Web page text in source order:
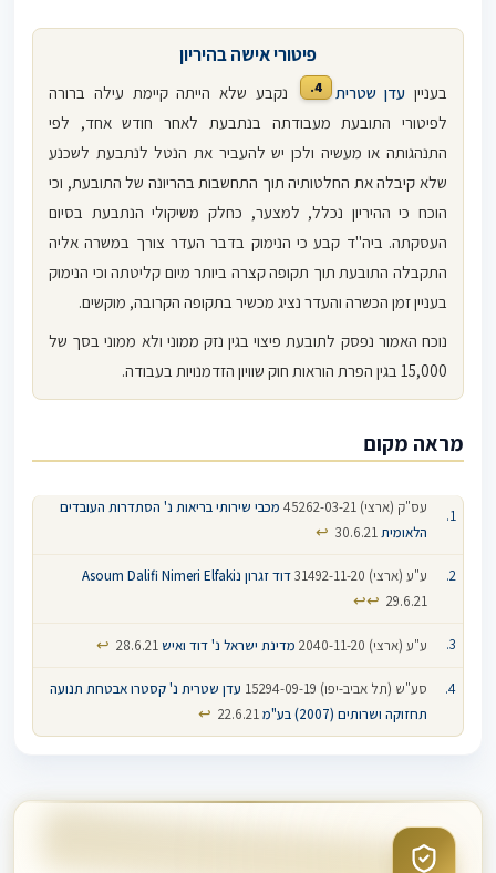
פיטורי אישה בהיריון
בעניין עדן שטרית 4.
נקבע שלא הייתה קיימת עילה ברורה
לפיטורי התובעת מעבודתה בנתבעת לאחר חודש אחד, לפי
התנהגותה או מעשיה ולכן יש להעביר את הנטל לנתבעת לשכנע
שלא קיבלה את החלטותיה תוך התחשבות בהריונה של התובעת, וכי
הוכח כי ההיריון נכלל, למצער, כחלק משיקולי הנתבעת בסיום
העסקתה. ביה"ד קבע כי הנימוק בדבר העדר צורך במשרה אליה
התקבלה התובעת תוך תקופה קצרה ביותר מיום קליטתה וכי הנימוק
בעניין זמן הכשרה והעדר נציג מכשיר בתקופה הקרובה, מוקשים.
נוכח האמור נפסק לתובעת פיצוי בגין נזק ממוני ולא ממוני בסך של
15,000 בגין הפרת הוראות חוק שוויון הזדמנויות בעבודה.
מראה מקום
עס"ק (ארצי) 45262-03-21
מכבי שירותי בריאות נ' הסתדרות העובדים
הלאומית
↩
ע"ע (ארצי) 31492-11-20
דוד זגרון נAsoum Dalifi Nimeri Elfaki
29.6.21
↩
↩
ע"ע (ארצי) 2040-11-20 מדינת ישראל נ' דוד ואיש ↩
סע"ש (תל אביב-יפו) 15294-09-19
עדן שטרית נ' קסטרו אבטחת תנועה
תחזוקה ושרותים (2007) בע"מ
↩